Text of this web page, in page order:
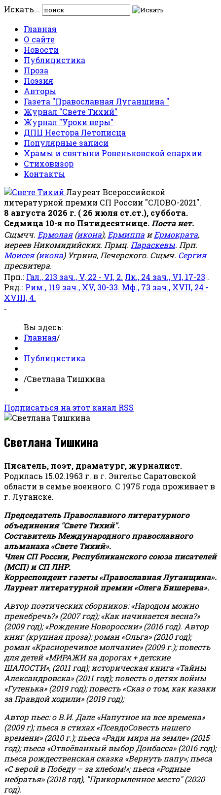
Искать...
Главная
О сайте
Новости
Публицистика
Проза
Поэзия
Авторы
Газета "Православная Луганщина "
Журнал "Свете Тихий"
Журнал "Уроки веры"
ДПЦ Нестора Летописца
Популярные записи
Храмы и святыни Ровеньковской епархии
Стиховизор
Контакты
Лауреат Всероссийской
литературной премии СП России "СЛОВО-2021".
8 августа 2026 г. ( 26 июля ст.ст.), суббота.
Седмица 10-я по Пятидесятнице. Поста нет.
Сщмчч. Ермолая(икона), Ермиппа иЕрмократа,
иереев Никомидийских. Прмц. Параскевы. Прп.
Моисея(икона) Угрина, Печерского. Сщмч. Сергия
пресвитера.
Прп.: Гал., 213 зач., V, 22 - VI, 2. Лк., 24 зач., VI, 17-23 .
Ряд.: Рим., 119 зач., XV, 30-33. Мф., 73 зач., XVII, 24 -
XVIII, 4.
-
Вы здесь:
Главная/
Публицистика
/Светлана Тишкина
Подписаться на этот канал RSS
Светлана Тишкина
Писатель, поэт, драматург, журналист.
Родилась 15.02.1963 г. в г. Энгельс Саратовской
области в семье военного. С 1975 года проживает в
г. Луганске.
Председатель Православного литературного
объединения "Свете Тихий".
Составитель Международного православного
альманаха «Свете Тихий».
Член СП России, Республиканского союза писателей
(МСП) и СП ЛНР.
Корреспондент газеты «Православная Луганщина».
Лауреат литературной премии «Олега Бишерева».
Автор поэтических сборников: «Народом можно
пренебречь?» (2007 год); «Как начинается весна?»
(2009 год); «Рождение Новороссии» (2016 год). Автор
книг (крупная проза): роман «Ольга» (2010 год);
роман «Красноречивое молчание» (2009 г.); повесть
для детей «МИРАЖИ на дорогах + детские
ШАЛОСТИ», (2011 год); историческая книга «Тайны
Александровска» (2011 год); повесть о детях войны
«Гутенька» (2019 год); повесть «Сказ о том, как казаки
за Правдой ходили» (2019 год);
Автор пьес: о В.И. Дале «Напутное на все времена»
(2009 г); пьеса в стихах «ПсевдоСовесть нашего
времени» (2010 г.); пьеса «Ради мира на земле» (2015
год); пьеса «Отвоёванный выбор Донбасса» (2016 год);
пьеса рождественская сказка «Вернуть папу»; пьеса
«С верой в Победу – за хлебом!»;пьеса «Родные
небратья» (2018 год), "Прикормленное место" (2020
год).